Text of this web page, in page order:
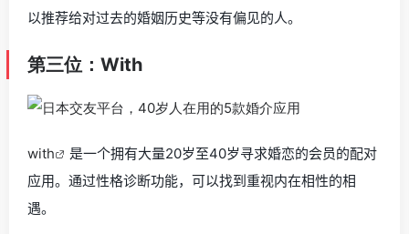
以推荐给对过去的婚姻历史等没有偏见的人。
第三位：With
with
是一个拥有大量20岁至40岁寻求婚恋的会员的配对
应用。通过性格诊断功能，可以找到重视内在相性的相
遇。